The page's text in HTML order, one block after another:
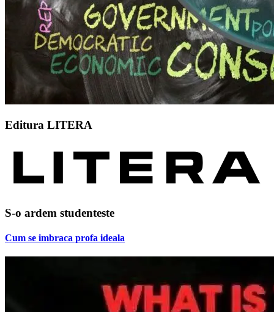
Editura LITERA
S-o ardem studenteste
Cum se imbraca profa ideala